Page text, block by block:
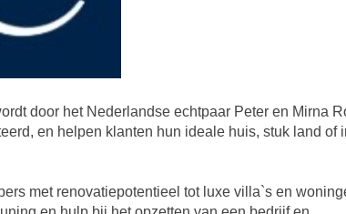
door het Nederlandse echtpaar Peter en Mirna
en helpen klanten hun ideale huis, stuk land of
met renovatiepotentieel tot luxe villa`s en